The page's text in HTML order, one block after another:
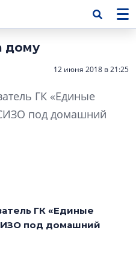
дому
12 июня 2018 в 21:25
ГК «Единые
под домашний
ГК «Единые
под домашний